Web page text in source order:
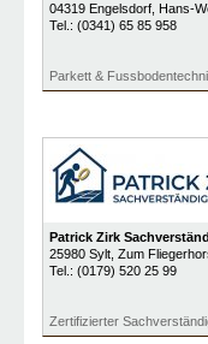
04319 Engelsdorf, Hans-
Tel.: (0341) 65 85 958
Parkett &
Patrick Zirk
25980 Sylt, Zum
Tel.: (0179) 520 25 99
Zertifizierter